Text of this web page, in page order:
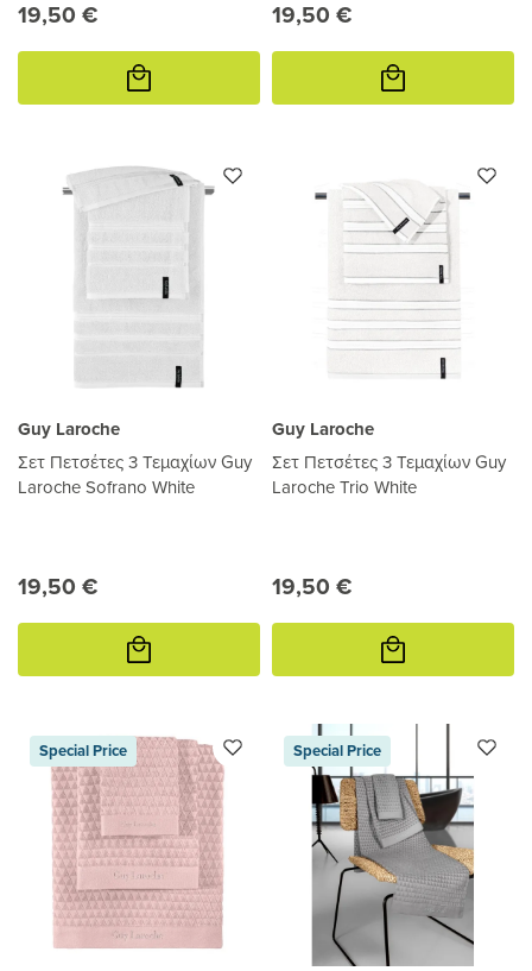
19,50 €
Προσθήκη
καλάθι
19,50 €
Προσθήκη
καλάθι
Guy Laroche
Σετ Πετσέτες 3 Τεμαχίων Guy
Laroche Sofrano White
19,50 €
Προσθήκη
καλάθι
Guy Laroche
Σετ Πετσέτες 3 Τεμαχίων Guy
Laroche Trio White
19,50 €
Προσθήκη
καλάθι
Special Price Special Price